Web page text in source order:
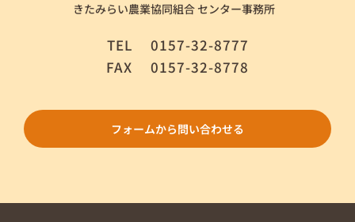
きたみらい農業協同組合 センター事務所
TEL 0157-32-8777
FAX 0157-32-8778
フォームから問い合わせる